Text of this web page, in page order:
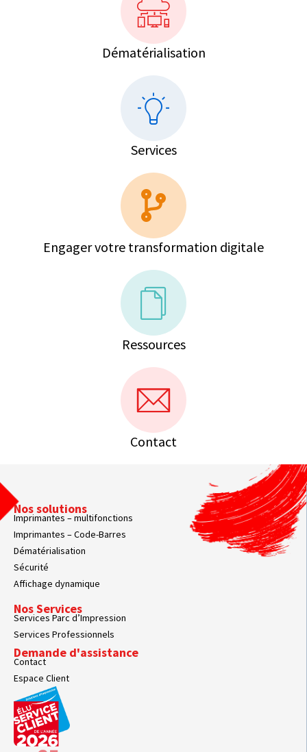
Dématérialisation
Services
Engager votre transformation digitale
Ressources
Contact
Nos solutions
Imprimantes – multifonctions
Imprimantes – Code-Barres
Dématérialisation
Sécurité
Affichage dynamique
Nos Services
Services Parc d’Impression
Services Professionnels
Demande d'assistance
Contact
Espace Client